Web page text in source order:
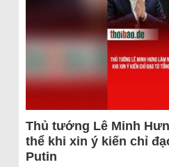
Thủ tướng Lê Minh
thể khi xin ý kiến chỉ
Putin